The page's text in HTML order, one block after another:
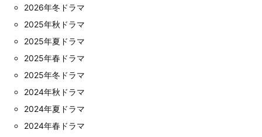
2026年冬ドラマ
2025年秋ドラマ
2025年夏ドラマ
2025年春ドラマ
2025年冬ドラマ
2024年秋ドラマ
2024年夏ドラマ
2024年春ドラマ